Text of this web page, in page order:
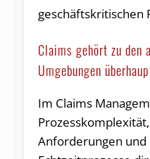
geschäftskritischen
Claims gehört zu den
Umgebungen
Im Claims
Anforderungen und